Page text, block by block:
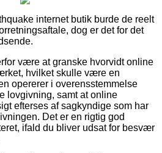
internet butik burde de reelt
dog er det for det
være at granske hvorvidt online
hvilket skulle være en
opererer i overensstemmelse
lovgivning, samt at online
efterses af sagkyndige som har
Det er en rigtig god
ifald du bliver udsat for besvær